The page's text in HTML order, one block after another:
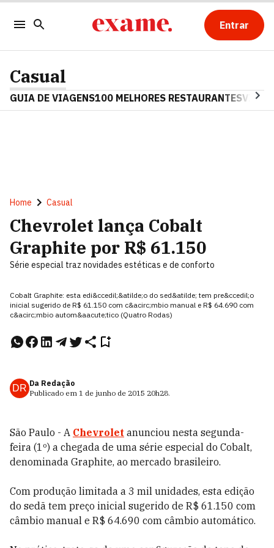
Entrar
Casual
GUIA DE VIAGENS100 MELHORES RESTAURANTES
Home Casual
Chevrolet lança Cobalt
Graphite por R$ 61.150
Série especial traz novidades estéticas e de conforto
Cobalt Graphite: esta edi&ccedil;&atilde;o do sed&atilde; tem pre&ccedil;o
inicial sugerido de R$ 61.150 com c&acirc;mbio manual e R$ 64.690 com
c&acirc;mbio autom&aacute;tico (Quatro Rodas)
DR Da Redação
Publicado em 1 de junho de 2015 20h28.
São Paulo - A Chevrolet anunciou nesta segunda-
feira (1º) a chegada de uma série especial do Cobalt,
denominada Graphite, ao mercado brasileiro.
Com produção limitada a 3 mil unidades, esta edição
do sedã tem preço inicial sugerido de R$ 61.150 com
câmbio manual e R$ 64.690 com câmbio automático.